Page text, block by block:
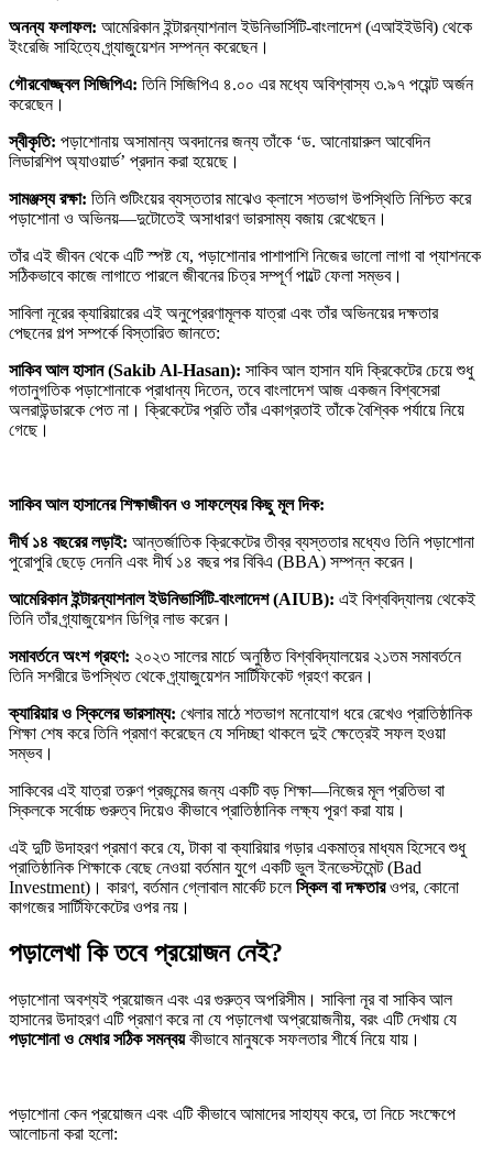
অনন্য ফলাফল: আমেরিকান ইন্টারন্যাশনাল ইউনিভার্সিটি-বাংলাদেশ (এআইইউবি) থেকে
ইংরেজি সাহিত্যে গ্র্যাজুয়েশন সম্পন্ন করেছেন।
গৌরবোজ্জ্বল সিজিপিএ: তিনি সিজিপিএ ৪.০০ এর মধ্যে অবিশ্বাস্য ৩.৯৭ পয়েন্ট অর্জন
করেছেন।
স্বীকৃতি: পড়াশোনায় অসামান্য অবদানের জন্য তাঁকে ‘ড. আনোয়ারুল আবেদিন
লিডারশিপ অ্যাওয়ার্ড’ প্রদান করা হয়েছে।
সামঞ্জস্য রক্ষা: তিনি শুটিংয়ের ব্যস্ততার মাঝেও ক্লাসে শতভাগ উপস্থিতি নিশ্চিত করে
পড়াশোনা ও অভিনয়—দুটোতেই অসাধারণ ভারসাম্য বজায় রেখেছেন।
তাঁর এই জীবন থেকে এটি স্পষ্ট যে, পড়াশোনার পাশাপাশি নিজের ভালো লাগা বা প্যাশনকে
সঠিকভাবে কাজে লাগাতে পারলে জীবনের চিত্র সম্পূর্ণ পাল্টে ফেলা সম্ভব।
সাবিলা নূরের ক্যারিয়ারের এই অনুপ্রেরণামূলক যাত্রা এবং তাঁর অভিনয়ের দক্ষতার
পেছনের গল্প সম্পর্কে বিস্তারিত জানতে:
সাকিব আল হাসান (Sakib Al-Hasan): সাকিব আল হাসান যদি ক্রিকেটের চেয়ে শুধু
গতানুগতিক পড়াশোনাকে প্রাধান্য দিতেন, তবে বাংলাদেশ আজ একজন বিশ্বসেরা
অলরাউন্ডারকে পেত না। ক্রিকেটের প্রতি তাঁর একাগ্রতাই তাঁকে বৈশ্বিক পর্যায়ে নিয়ে
গেছে।
সাকিব আল হাসানের শিক্ষাজীবন ও সাফল্যের কিছু মূল দিক:
দীর্ঘ ১৪ বছরের লড়াই: আন্তর্জাতিক ক্রিকেটের তীব্র ব্যস্ততার মধ্যেও তিনি পড়াশোনা
পুরোপুরি ছেড়ে দেননি এবং দীর্ঘ ১৪ বছর পর বিবিএ (BBA) সম্পন্ন করেন।
আমেরিকান ইন্টারন্যাশনাল ইউনিভার্সিটি-বাংলাদেশ (AIUB): এই বিশ্ববিদ্যালয় থেকেই
তিনি তাঁর গ্র্যাজুয়েশন ডিগ্রি লাভ করেন।
সমাবর্তনে অংশ গ্রহণ: ২০২৩ সালের মার্চে অনুষ্ঠিত বিশ্ববিদ্যালয়ের ২১তম সমাবর্তনে
তিনি সশরীরে উপস্থিত থেকে গ্র্যাজুয়েশন সার্টিফিকেট গ্রহণ করেন।
ক্যারিয়ার ও স্কিলের ভারসাম্য: খেলার মাঠে শতভাগ মনোযোগ ধরে রেখেও প্রাতিষ্ঠানিক
শিক্ষা শেষ করে তিনি প্রমাণ করেছেন যে সদিচ্ছা থাকলে দুই ক্ষেত্রেই সফল হওয়া
সম্ভব।
সাকিবের এই যাত্রা তরুণ প্রজন্মের জন্য একটি বড় শিক্ষা—নিজের মূল প্রতিভা বা
স্কিলকে সর্বোচ্চ গুরুত্ব দিয়েও কীভাবে প্রাতিষ্ঠানিক লক্ষ্য পূরণ করা যায়।
এই দুটি উদাহরণ প্রমাণ করে যে, টাকা বা ক্যারিয়ার গড়ার একমাত্র মাধ্যম হিসেবে শুধু
প্রাতিষ্ঠানিক শিক্ষাকে বেছে নেওয়া বর্তমান যুগে একটি ভুল ইনভেস্টমেন্ট (Bad
Investment)। কারণ, বর্তমান গ্লোবাল মার্কেট চলেস্কিল বা দক্ষতারওপর, কোনো
কাগজের সার্টিফিকেটের ওপর নয়।
পড়ালেখা কি তবে প্রয়োজন নেই?
পড়াশোনা অবশ্যই প্রয়োজন এবং এর গুরুত্ব অপরিসীম। সাবিলা নূর বা সাকিব আল
হাসানের উদাহরণ এটি প্রমাণ করে না যে পড়ালেখা অপ্রয়োজনীয়, বরং এটি দেখায় যে
পড়াশোনা ও মেধার সঠিক সমন্বয়কীভাবে মানুষকে সফলতার শীর্ষে নিয়ে যায়।
পড়াশোনা কেন প্রয়োজন এবং এটি কীভাবে আমাদের সাহায্য করে, তা নিচে সংক্ষেপে
আলোচনা করা হলো: